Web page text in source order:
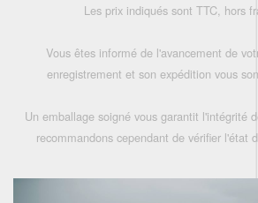
Les prix indiqués sont TTC, hors
Vous êtes informé de l'avancement de
enregistrement et son expédition vous
Un emballage soigné vous garantit l'intégrité
recommandons cependant de vérifier l'état